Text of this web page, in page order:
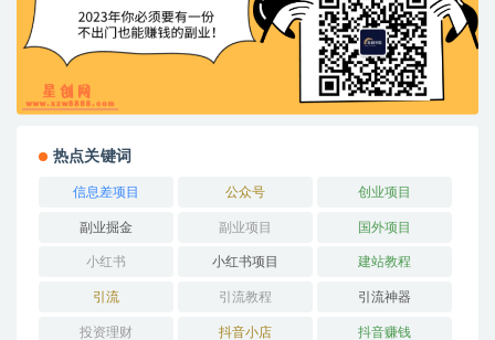
热点关键词
信息差项目 公众号 创业项目
副业掘金 副业项目 国外项目
小红书 小红书项目 建站教程
引流 引流教程 引流神器
投资理财 抖音小店 抖音赚钱